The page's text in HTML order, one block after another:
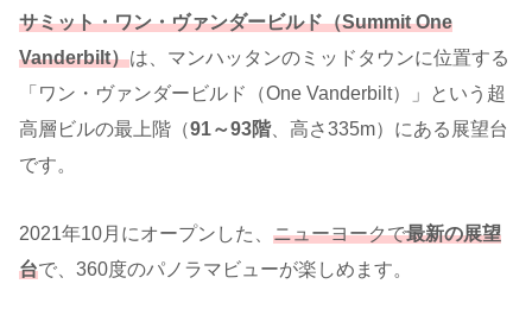
サミット・ワン・ヴァンダービルド（Summit One
Vanderbilt）は、マンハッタンのミッドタウンに位置する
「ワン・ヴァンダービルド（One Vanderbilt）」という超
高層ビルの最上階（91～93階、高さ335m）にある展望台
です。
2021年10月にオープンした、 ニューヨークで最新の展望
台で、360度のパノラマビューが楽しめます。